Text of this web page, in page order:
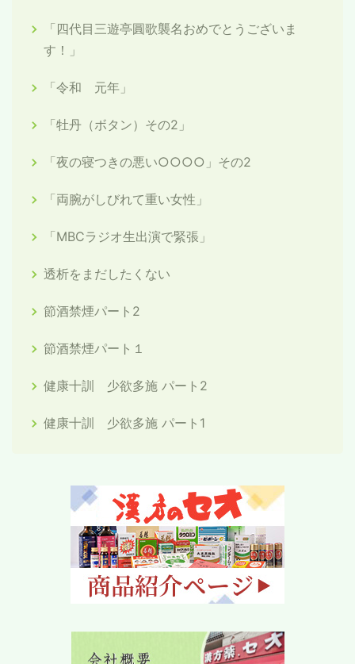
「四代目三遊亭圓歌襲名おめでとうございま
す！」
「令和 元年」
「牡丹（ボタン）その2」
「夜の寝つきの悪い○○○○」その2
「両腕がしびれて重い女性」
「MBCラジオ生出演で緊張」
透析をまだしたくない
節酒禁煙パート2
節酒禁煙パート１
健康十訓 少欲多施 パート2
健康十訓 少欲多施 パート1